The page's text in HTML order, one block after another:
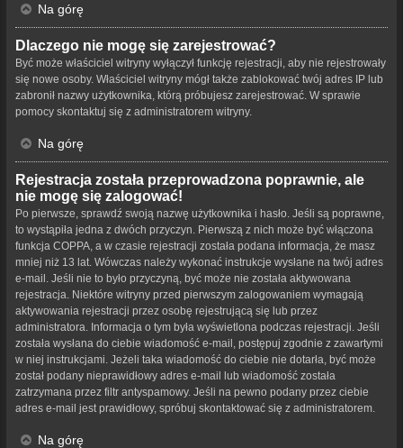
Na górę
Dlaczego nie mogę się zarejestrować?
Być może właściciel witryny wyłączył funkcję rejestracji, aby nie rejestrowały
się nowe osoby. Właściciel witryny mógł także zablokować twój adres IP lub
zabronił nazwy użytkownika, którą próbujesz zarejestrować. W sprawie
pomocy skontaktuj się z administratorem witryny.
Na górę
Rejestracja została przeprowadzona poprawnie, ale
nie mogę się zalogować!
Po pierwsze, sprawdź swoją nazwę użytkownika i hasło. Jeśli są poprawne,
to wystąpiła jedna z dwóch przyczyn. Pierwszą z nich może być włączona
funkcja COPPA, a w czasie rejestracji została podana informacja, że masz
mniej niż 13 lat. Wówczas należy wykonać instrukcje wysłane na twój adres
e-mail. Jeśli nie to było przyczyną, być może nie została aktywowana
rejestracja. Niektóre witryny przed pierwszym zalogowaniem wymagają
aktywowania rejestracji przez osobę rejestrującą się lub przez
administratora. Informacja o tym była wyświetlona podczas rejestracji. Jeśli
została wysłana do ciebie wiadomość e-mail, postępuj zgodnie z zawartymi
w niej instrukcjami. Jeżeli taka wiadomość do ciebie nie dotarła, być może
został podany nieprawidłowy adres e-mail lub wiadomość została
zatrzymana przez filtr antyspamowy. Jeśli na pewno podany przez ciebie
adres e-mail jest prawidłowy, spróbuj skontaktować się z administratorem.
Na górę